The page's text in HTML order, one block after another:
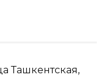
Ташкентская,